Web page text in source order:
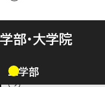
学部・大学院
工学部